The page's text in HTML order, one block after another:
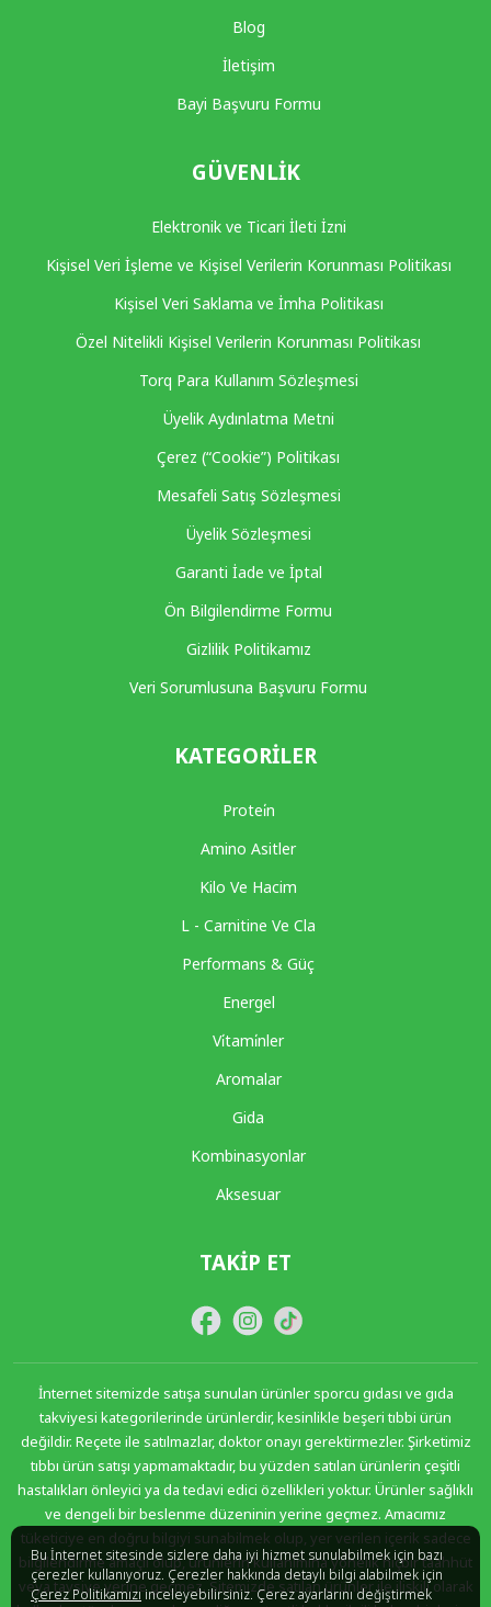
Bu İnternet sitesinde sizlere daha iyi hizmet sunulabilmek için bazı
çerezler kullanıyoruz. Çerezler hakkında detaylı bilgi alabilmek için
Çerez Politikamızıinceleyebilirsiniz. Çerez ayarlarını değiştirmek
Blog
İletişim
Bayi Başvuru Formu
GÜVENLIK
Elektronik ve Ticari İleti İzni
Kişisel Veri İşleme ve Kişisel Verilerin Korunması Politikası
Kişisel Veri Saklama ve İmha Politikası
Özel Nitelikli Kişisel Verilerin Korunması Politikası
Torq Para Kullanım Sözleşmesi
Üyelik Aydınlatma Metni
Çerez (“Cookie”) Politikası
Mesafeli Satış Sözleşmesi
Üyelik Sözleşmesi
Garanti İade ve İptal
Ön Bilgilendirme Formu
Gizlilik Politikamız
Veri Sorumlusuna Başvuru Formu
KATEGORILER
Protei̇n
Amino Asitler
Kilo Ve Hacim
L - Carnitine Ve Cla
Performans & Güç
Energel
Vi̇tami̇nler
Aromalar
Gida
Kombinasyonlar
Aksesuar
TAKIP ET
İnternet sitemizde satışa sunulan ürünler sporcu gıdası ve gıda
takviyesi kategorilerinde ürünlerdir, kesinlikle beşeri tıbbi ürün
değildir. Reçete ile satılmazlar, doktor onayı gerektirmezler. Şirketimiz
tıbbı ürün satışı yapmamaktadır, bu yüzden satılan ürünlerin çeşitli
hastalıkları önleyici ya da tedavi edici özellikleri yoktur. Ürünler sağlıklı
ve dengeli bir beslenme düzeninin yerine geçmez. Amacımız
tüketiciye en doğru bilgiyi sunabilmek olup, yer verilen içerik sadece
bilgilendirme amaçlı olup, ürünlerin kullanımına yönelik hiçbir taahhüt
veya tavsiye yerine geçmez. Sitemizde satılan ürünler ile ilişkili olarak